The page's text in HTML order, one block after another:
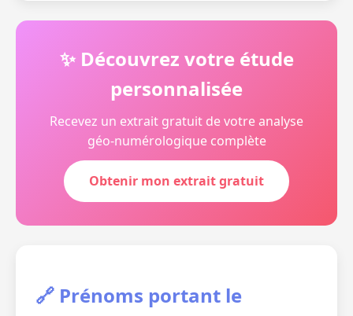
✨ Découvrez votre étude
personnalisée
Recevez un extrait gratuit de votre analyse
géo-numérologique complète
Obtenir mon extrait gratuit
🔗 Prénoms portant le